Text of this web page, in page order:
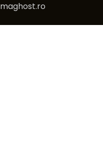
maghost.ro